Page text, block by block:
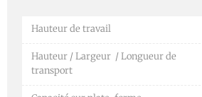
Hauteur de travail
Hauteur / Largeur / Longueur de
transport